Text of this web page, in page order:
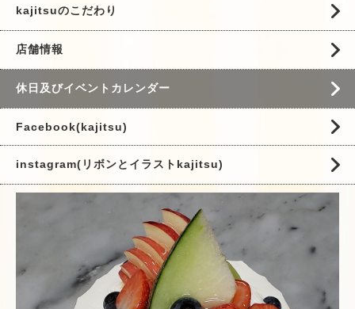
kajitsuのこだわり
店舗情報
休日及びイベントカレンダー
Facebook(kajitsu)
instagram(リボンとイラストkajitsu)